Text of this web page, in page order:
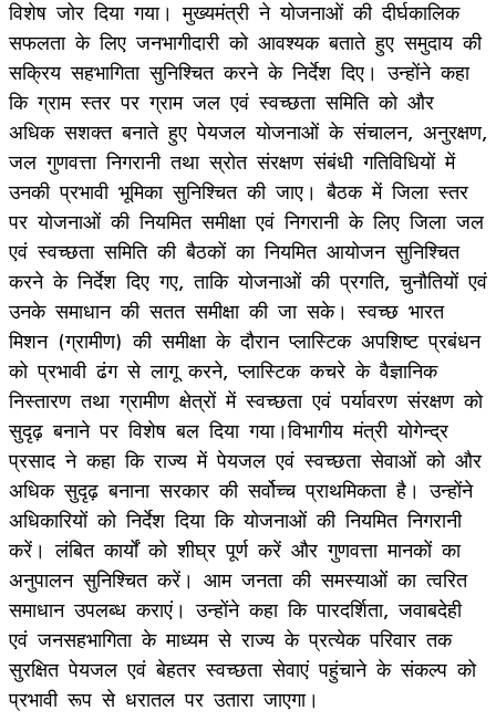
विशेष जोर दिया गया। मुख्यमंत्री ने योजनाओं की दीर्घकालिक
सफलता के लिए जनभागीदारी को आवश्यक बताते हुए समुदाय की
सक्रिय सहभागिता सुनिश्चित करने के निर्देश दिए। उन्होंने कहा
कि ग्राम स्तर पर ग्राम जल एवं स्वच्छता समिति को और
अधिक सशक्त बनाते हुए पेयजल योजनाओं के संचालन, अनुरक्षण,
जल गुणवत्ता निगरानी तथा स्रोत संरक्षण संबंधी गतिविधियों में
उनकी प्रभावी भूमिका सुनिश्चित की जाए। बैठक में जिला स्तर
पर योजनाओं की नियमित समीक्षा एवं निगरानी के लिए जिला जल
एवं स्वच्छता समिति की बैठकों का नियमित आयोजन सुनिश्चित
करने के निर्देश दिए गए, ताकि योजनाओं की प्रगति, चुनौतियों एवं
उनके समाधान की सतत समीक्षा की जा सके। स्वच्छ भारत
मिशन (ग्रामीण) की समीक्षा के दौरान प्लास्टिक अपशिष्ट प्रबंधन
को प्रभावी ढंग से लागू करने, प्लास्टिक कचरे के वैज्ञानिक
निस्तारण तथा ग्रामीण क्षेत्रों में स्वच्छता एवं पर्यावरण संरक्षण को
सुदृढ़ बनाने पर विशेष बल दिया गया।विभागीय मंत्री योगेन्द्र
प्रसाद ने कहा कि राज्य में पेयजल एवं स्वच्छता सेवाओं को और
अधिक सुदृढ़ बनाना सरकार की सर्वोच्च प्राथमिकता है। उन्होंने
अधिकारियों को निर्देश दिया कि योजनाओं की नियमित निगरानी
करें। लंबित कार्यों को शीघ्र पूर्ण करें और गुणवत्ता मानकों का
अनुपालन सुनिश्चित करें। आम जनता की समस्याओं का त्वरित
समाधान उपलब्ध कराएं। उन्होंने कहा कि पारदर्शिता, जवाबदेही
एवं जनसहभागिता के माध्यम से राज्य के प्रत्येक परिवार तक
सुरक्षित पेयजल एवं बेहतर स्वच्छता सेवाएं पहुंचाने के संकल्प को
प्रभावी रूप से धरातल पर उतारा जाएगा।